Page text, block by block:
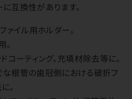
互換性があります。
ァイル用ホルダー。
コーティング。充填材除去等に。
な根管の歯冠側における破折フ
。